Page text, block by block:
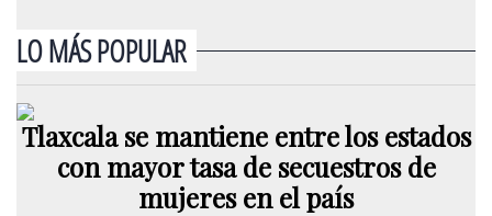
LO MÁS POPULAR
Tlaxcala se mantiene entre los estados
con mayor tasa de secuestros de
mujeres en el país